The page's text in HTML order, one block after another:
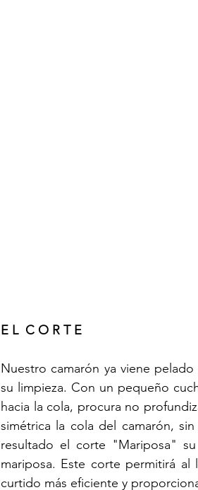
E L  C O R T E
Nuestro camarón ya viene
su limpieza. Con un pequeño
hacia la cola, procura no
simétrica la cola del camarón,
resultado el corte "Mariposa"
mariposa. Este corte permitirá
curtido más eficiente y